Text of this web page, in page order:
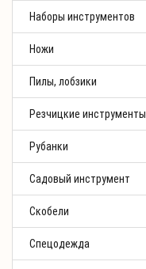
Наборы инструментов
Ножи
Пилы, лобзики
Резчицкие инструменты
Рубанки
Садовый инструмент
Скобели
Спецодежда